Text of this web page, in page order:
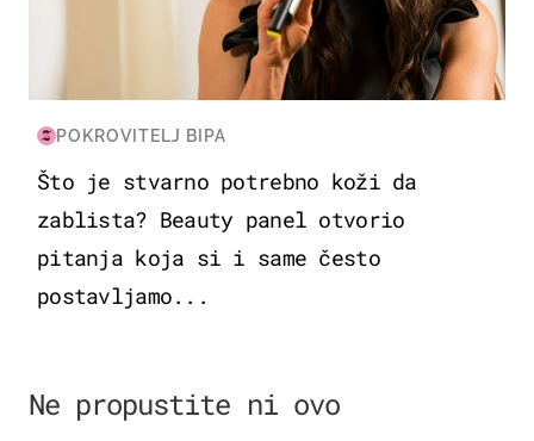
POKROVITELJ BIPA
Što je stvarno potrebno koži da
zablista? Beauty panel otvorio
pitanja koja si i same često
postavljamo...
Ne propustite ni ovo